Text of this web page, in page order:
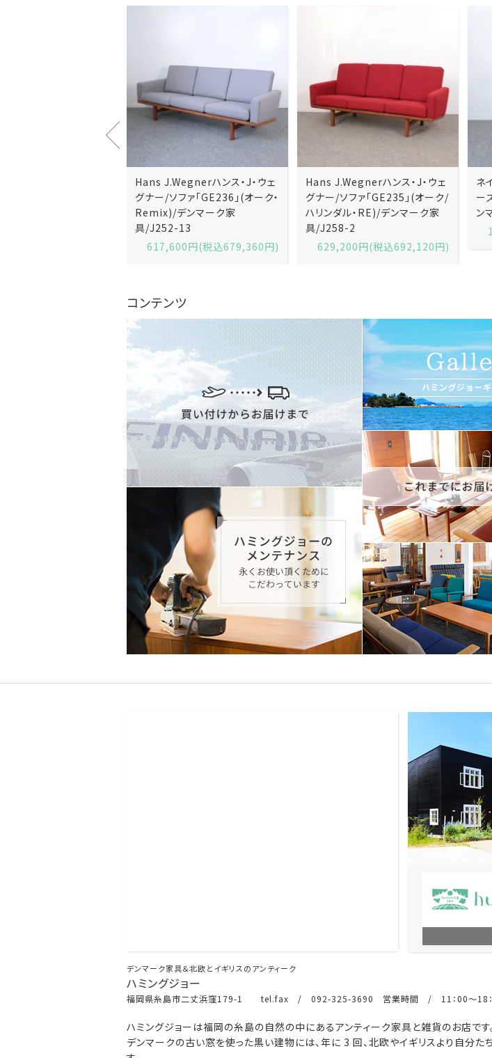
Hans J.Wegnerハンス・J・ウェ
グナー/ソファ「GE235」(オーク/
ハリンダル・RE)/デンマーク家
具/J258-2
629,200円(税込692,120円)
ネイルチェアー「model32」（ロ
ーズウッド/Hallingdal・YE）/デ
ンマーク家具/K252-43a
140,400円(税込154,440円)
ネ
ー
ン
コンテンツ
デンマーク家具＆北欧とイギリスのアンティーク
ハミングジョー
福岡県糸島市二丈浜窪179-1 tel.fax / 092-325-3690 営業時間 / 11：00～18：00
ハミングジョーは福岡の糸島の自然の中にあるアンティーク家具と雑貨のお店です
デンマークの古い窓を使った黒い建物には、年に 3 回、北欧やイギリスより自分